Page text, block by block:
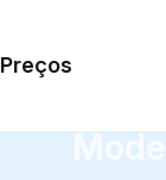
Preços